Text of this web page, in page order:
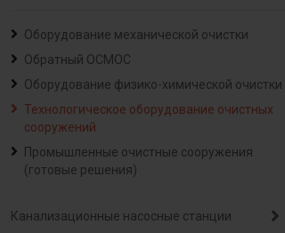
Оборудование механической очистки
Обратный ОСМОС
Оборудование физико-химической очистки
Технологическое оборудование очистных
сооружений
Промышленные очистные сооружения
(готовые решения)
Канализационные насосные станции